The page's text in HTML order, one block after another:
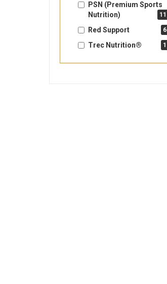
PSN (Premium Sports
Nutrition)
11
Red Support 6
Trec Nutrition® 1